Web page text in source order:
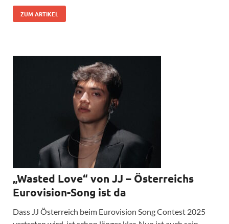
ZUM ARTIKEL
„Wasted Love“ von JJ – Österreichs
Eurovision-Song ist da
Dass JJ Österreich beim Eurovision Song Contest 2025